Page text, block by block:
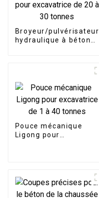
Broyeur/pulvérisateur
hydraulique à béton
Pouce mécanique
Ligong pour